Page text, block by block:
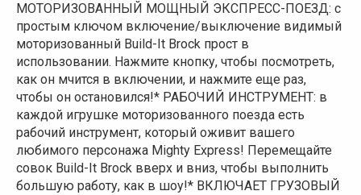
МОТОРИЗОВАННЫЙ МОЩНЫЙ ЭКСПРЕСС-ПОЕЗД: с
простым ключом включение/выключение видимый
моторизованный Build-It Brock прост в
использовании. Нажмите кнопку, чтобы посмотреть,
как он мчится в включении, и нажмите еще раз,
чтобы он остановился!* РАБОЧИЙ ИНСТРУМЕНТ: в
каждой игрушке моторизованного поезда есть
рабочий инструмент, который оживит вашего
любимого персонажа Mighty Express! Перемещайте
совок Build-It Brock вверх и вниз, чтобы выполнить
большую работу, как в шоу!* ВКЛЮЧАЕТ ГРУЗОВЫЙ